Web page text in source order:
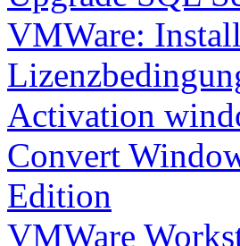
VMWare:
Activation
Convert
Edition
VMWare